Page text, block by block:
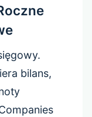
bilans,